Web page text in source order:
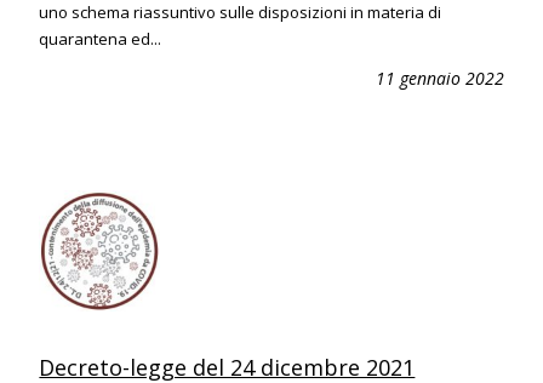
uno schema riassuntivo sulle disposizioni in materia di
quarantena ed...
11 gennaio 2022
Decreto-legge del 24 dicembre 2021